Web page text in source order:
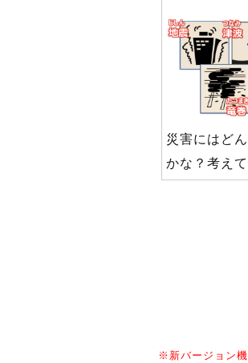
災害にはど
かな？考えて
※新バージョン